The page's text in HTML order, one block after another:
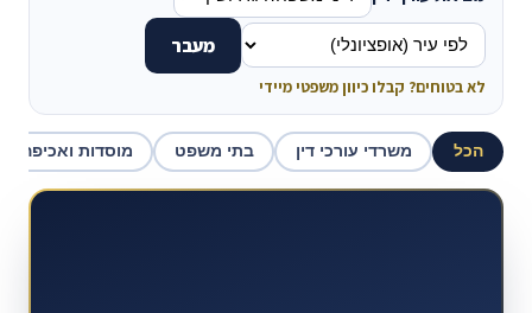
מעבר
לא בטוחים? קבלו כיוון משפטי מיידי
הכל משרדי עורכי דין בתי משפט מוסדות ואכיפה